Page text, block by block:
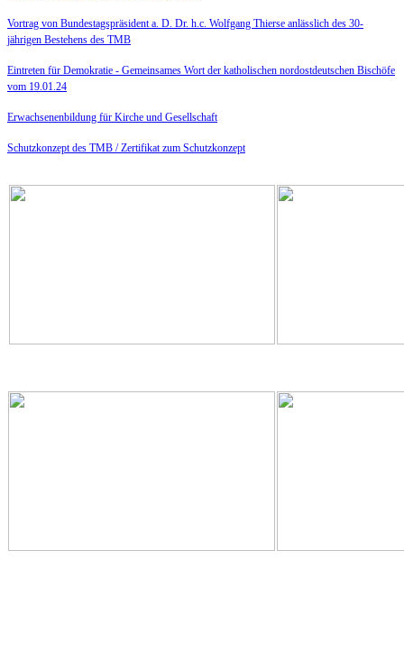
Vortrag von Bundestagspräsident a. D. Dr. h.c. Wolfgang Thierse anlässlich des 30-
jährigen Bestehens des TMB
Eintreten für Demokratie - Gemeinsames Wort der katholischen nordostdeutschen Bischöfe
vom 19.01.24
Erwachsenenbildung für Kirche und Gesellschaft
Schutzkonzept des TMB / Zertifikat zum Schutzkonzept